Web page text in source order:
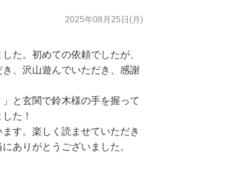
2025年08月25日(月)
た。初めての依頼でしたが、
、沢山遊んでいただき、感謝
と玄関で鈴木様の手を握って
た！
す。楽しく読ませていただき
ありがとうございました。